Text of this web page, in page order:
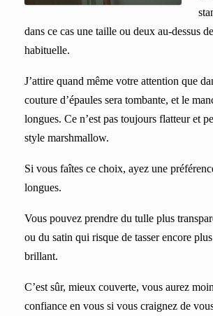
dans ce cas une taille ou deux au-dessus
habituelle.
J’attire quand même votre attention que
couture d’épaules sera tombante, et le
longues. Ce n’est pas toujours flatteur et
style marshmallow.
Si vous faîtes ce choix, ayez une
longues.
Vous pouvez prendre du tulle plus
ou du satin qui risque de tasser encore
brillant.
C’est sûr, mieux couverte, vous aurez
confiance en vous si vous craignez de